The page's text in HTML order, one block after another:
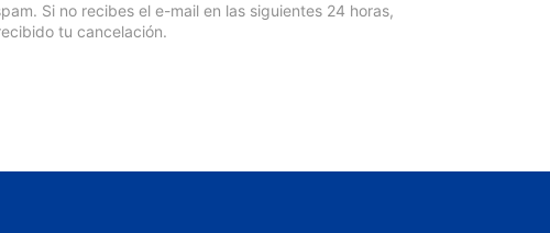
Si no recibes el e-mail en las siguientes 24 horas,
tu cancelación.